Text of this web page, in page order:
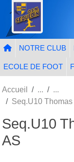
NOTRE CLUB
ECOLE DE FOOT
Accueil
Seq.U10
Seq.U10
AS
Panneau de gestion